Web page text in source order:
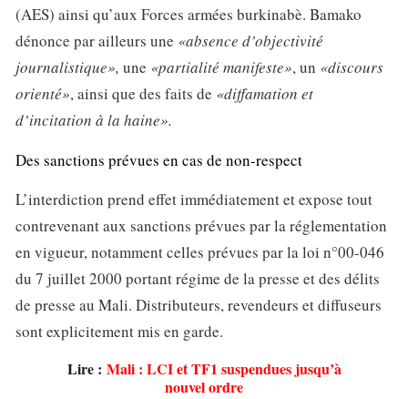
(AES) ainsi qu’aux Forces armées burkinabè. Bamako
dénonce par ailleurs une «absence d’objectivité
journalistique», une «partialité manifeste», un «discours
orienté», ainsi que des faits de «diffamation et
d’incitation à la haine».
Des sanctions prévues en cas de non-respect
L’interdiction prend effet immédiatement et expose tout
contrevenant aux sanctions prévues par la réglementation
en vigueur, notamment celles prévues par la loi n°00-046
du 7 juillet 2000 portant régime de la presse et des délits
de presse au Mali. Distributeurs, revendeurs et diffuseurs
sont explicitement mis en garde.
Lire : Mali : LCI et TF1 suspendues jusqu’à
nouvel ordre